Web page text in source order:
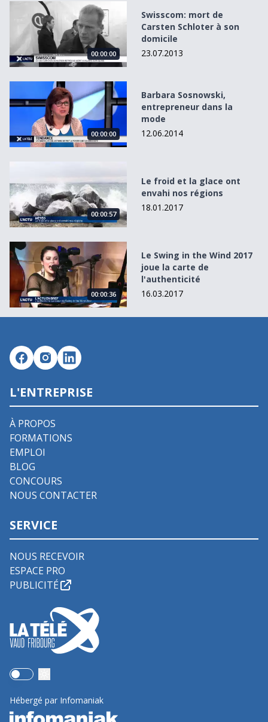
Swisscom: mort de Carsten Schloter à son domicile
00:00:00
Swisscom: mort de
Carsten Schloter à son
domicile
23.07.2013
Barbara Sosnowski, entrepreneur dans la mode
00:00:00
Barbara Sosnowski,
entrepreneur dans la
mode
12.06.2014
00:00:57
Le froid et la glace ont
envahi nos régions
18.01.2017
Le Swing in the Wind 2017 joue la carte de
00:00:36
Le Swing in the Wind 2017
joue la carte de
l'authenticité
16.03.2017
L'ENTREPRISE
À PROPOS
FORMATIONS
EMPLOI
BLOG
CONCOURS
NOUS CONTACTER
SERVICE
NOUS RECEVOIR
ESPACE PRO
PUBLICITÉ
Use setting
Hébergé par Infomaniak